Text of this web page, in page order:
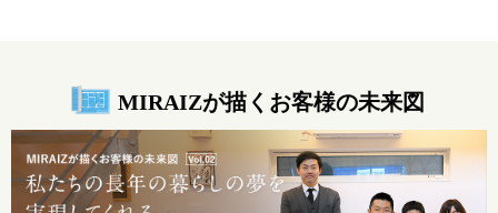
MIRAIZが描くお客様の未来図